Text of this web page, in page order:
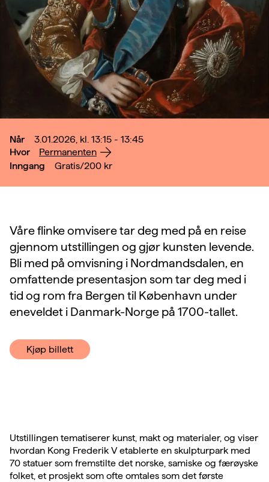
Når
3.01.2026, kl. 13:15 - 13:45
Hvor
Permanenten
Inngang
Gratis/200 kr
Våre flinke omvisere tar deg med på en reise
gjennom utstillingen og gjør kunsten levende.
Bli med på omvisning i Nordmandsdalen, en
omfattende presentasjon som tar deg med i
tid og rom fra Bergen til København under
eneveldet i Danmark-Norge på 1700-tallet.
Kjøp billett
Utstillingen tematiserer kunst, makt og materialer, og viser
hvordan Kong Frederik V etablerte en skulpturpark med
70 statuer som fremstilte det norske, samiske og færøyske
folket, et prosjekt som ofte omtales som det første